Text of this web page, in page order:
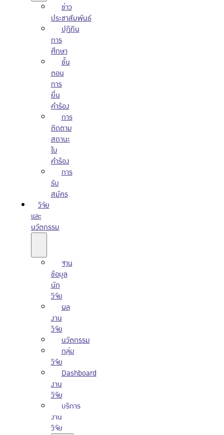
ข่าว
ประชาสัมพันธ์
ปฏิทิน
การ
ศึกษา
ขั้น
ตอน
การ
ยื่น
คำร้อง
การ
ติดตาม
สถานะ
ใบ
คำร้อง
การ
รับ
สมัคร
วิจัย
และ
นวัตกรรม
ฐาน
ข้อมูล
นัก
วิจัย
ผล
งาน
วิจัย
นวัตกรรม
กลุ่ม
วิจัย
Dashboard
งาน
วิจัย
บริการ
งาน
วิจัย